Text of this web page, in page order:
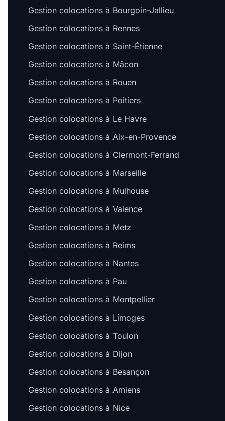
Gestion colocations à Bourgoin-Jallieu
Gestion colocations à Rennes
Gestion colocations à Saint-Étienne
Gestion colocations à Mâcon
Gestion colocations à Rouen
Gestion colocations à Poitiers
Gestion colocations à Le Havre
Gestion colocations à Aix-en-Provence
Gestion colocations à Clermont-Ferrand
Gestion colocations à Marseille
Gestion colocations à Mulhouse
Gestion colocations à Valence
Gestion colocations à Metz
Gestion colocations à Reims
Gestion colocations à Nantes
Gestion colocations à Pau
Gestion colocations à Montpellier
Gestion colocations à Limoges
Gestion colocations à Toulon
Gestion colocations à Dijon
Gestion colocations à Besançon
Gestion colocations à Amiens
Gestion colocations à Nice
les Cookies !
On a attendu d'être sûrs que le contenu de
ce site vous intéresse avant de vous